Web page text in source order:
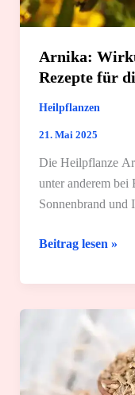
Arnika:
Rezepte für
Heilpflanzen
21. Mai 2025
Die Heilpflanze
unter anderem bei
Sonnenbrand und
Arnika:
und
einfache
Beitrag lesen »